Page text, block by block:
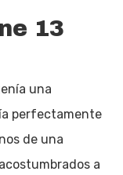
13
una
perfectamente
de una
a